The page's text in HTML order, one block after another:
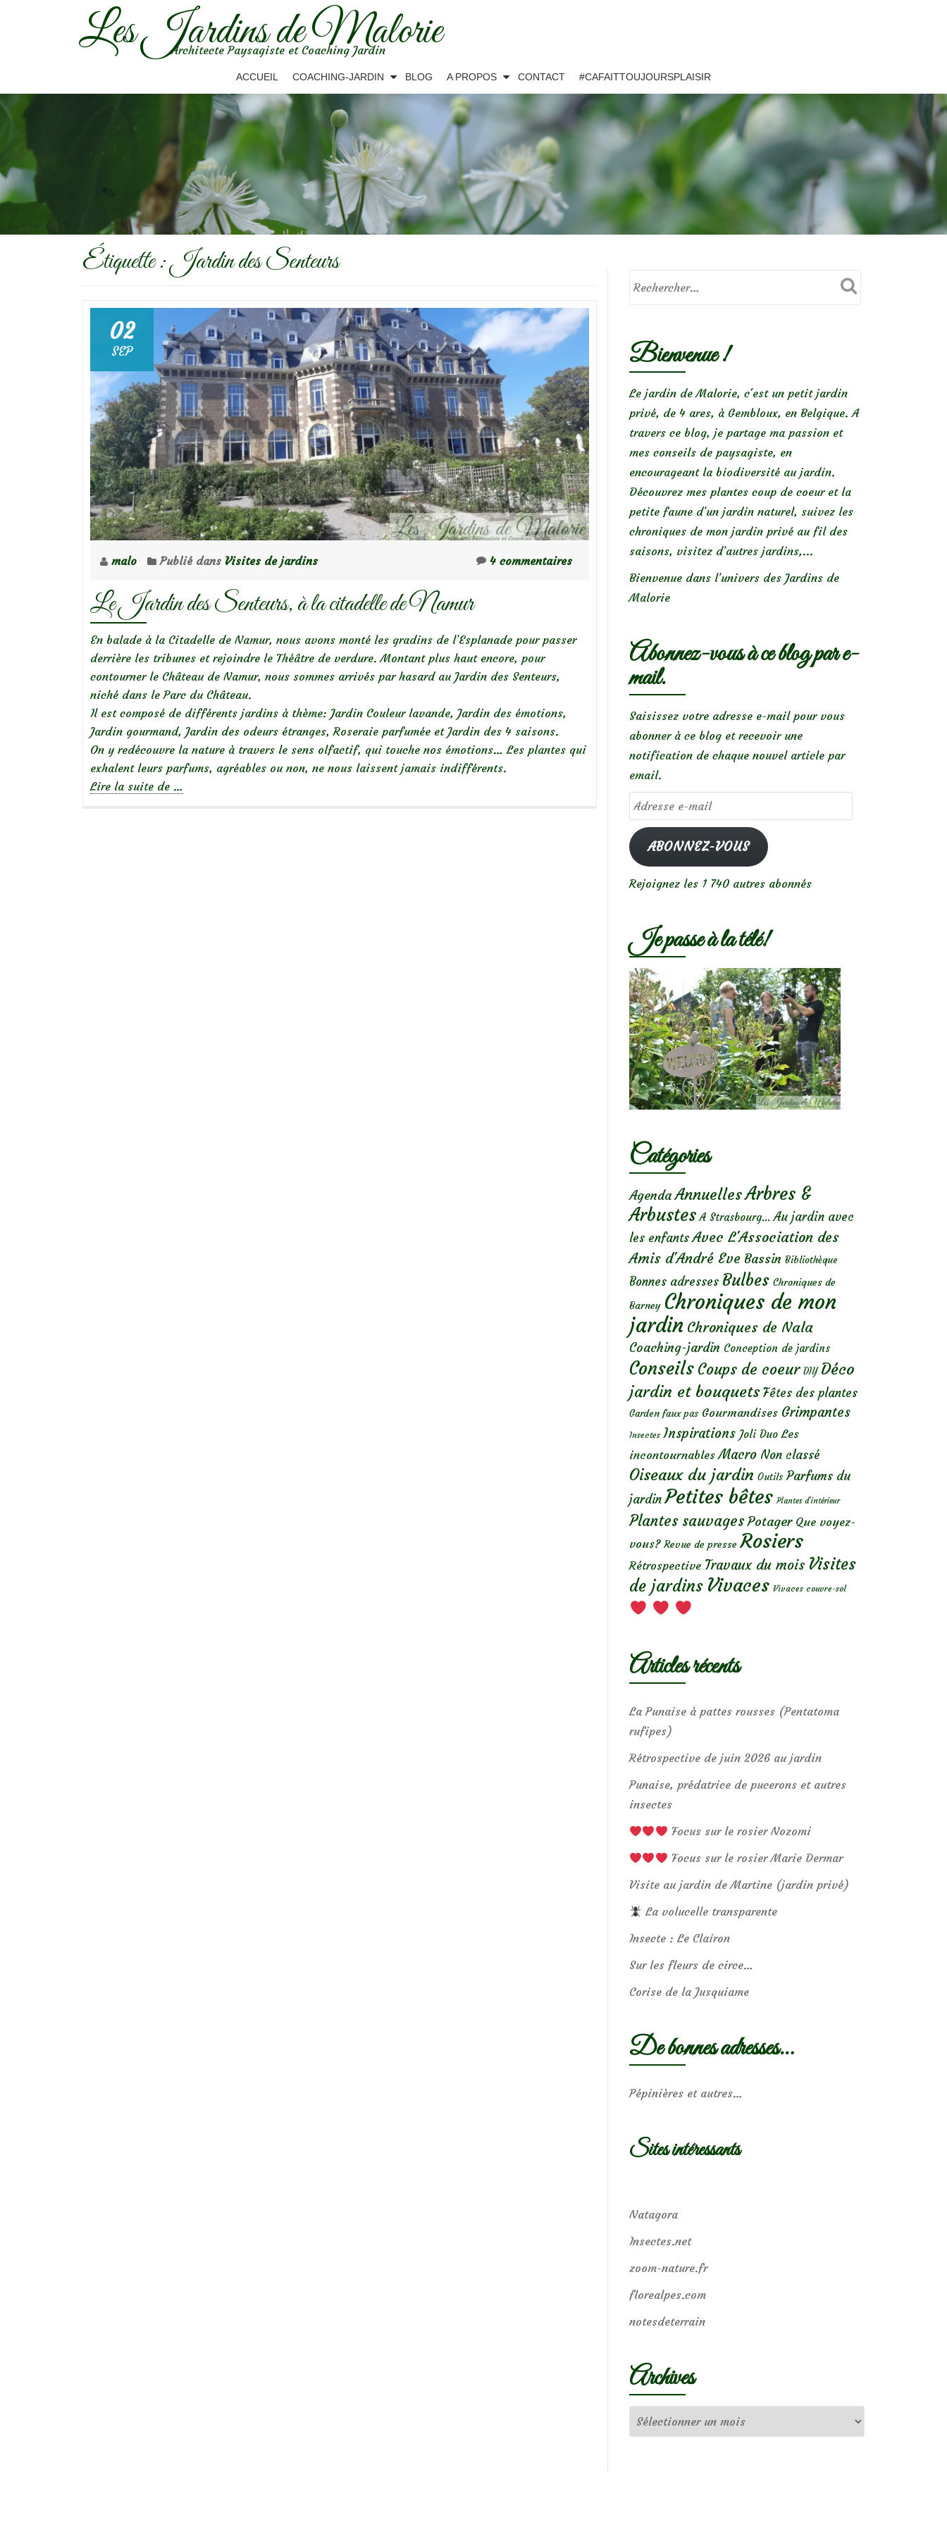
Les Jardins de Malorie
Architecte Paysagiste et Coaching Jardin
ACCUEIL COACHING-JARDIN BLOG A PROPOS CONTACT #CAFAITTOUJOURSPLAISIR
Étiquette :Jardin des Senteurs
02
SEP
malo Publié dans Visites de jardins 4 commentaires
Le Jardin des Senteurs, à la citadelle de Namur
En balade à la Citadelle de Namur, nous avons monté les gradins de l’Esplanade pour passer
derrière les tribunes et rejoindre le Théâtre de verdure. Montant plus haut encore, pour
contourner le Château de Namur, nous sommes arrivés par hasard au Jardin des Senteurs,
niché dans le Parc du Château.
Il est composé de différents jardins à thème: Jardin Couleur lavande, Jardin des émotions,
Jardin gourmand, Jardin des odeurs étranges, Roseraie parfumée et Jardin des 4 saisons.
On y redécouvre la nature à travers le sens olfactif, qui touche nos émotions… Les plantes qui
exhalent leurs parfums, agréables ou non, ne nous laissent jamais indifférents.
Lire la suite de …
Bienvenue !
Le jardin de Malorie, c'est un petit jardin
privé, de 4 ares, à Gembloux, en Belgique. A
travers ce blog, je partage ma passion et
mes conseils de paysagiste, en
encourageant la biodiversité au jardin.
Découvrez mes plantes coup de coeur et la
petite faune d’un jardin naturel, suivez les
chroniques de mon jardin privé au fil des
saisons, visitez d’autres jardins,...
Bienvenue dans l’univers des Jardins de
Malorie
Abonnez-vous à ce blog par e-
mail.
Saisissez votre adresse e-mail pour vous
abonner à ce blog et recevoir une
notification de chaque nouvel article par
email.
Adresse
e-
mailABONNEZ-VOUS
Rejoignez les 1 740 autres abonnés
Je passe à la télé!
Catégories
Agenda AnnuellesArbres &
Arbustes A Strasbourg... Au jardin avec
les enfants Avec L'Association des
Amis d'André Eve Bassin Bibliothèque
Bonnes adresses Bulbes Chroniques de
Barney Chroniques de mon
jardin Chroniques de Nala
Coaching-jardin Conception de jardins
Conseils Coups de coeur DIY Déco
jardin et bouquets Fêtes des plantes
Garden faux pas Gourmandises Grimpantes
Insectes Inspirations Joli Duo Les
incontournables Macro Non classé
Oiseaux du jardin Outils Parfums du
jardin Petites bêtes Plantes d’intérieur
Plantes sauvages Potager Que voyez-
vous? Revue de presse Rosiers
Rétrospective Travaux du mois Visites
de jardins Vivaces Vivaces couvre-sol
Articles récents
La Punaise à pattes rousses (Pentatoma
rufipes)
Rétrospective de juin 2026 au jardin
Punaise, prédatrice de pucerons et autres
insectes
Focus sur le rosier Nozomi
Focus sur le rosier Marie Dermar
Visite au jardin de Martine (jardin privé)
La volucelle transparente
Insecte : Le Clairon
Sur les fleurs de circe…
Corise de la Jusquiame
De bonnes adresses…
Pépinières et autres…
Sites intéressants
Natagora
Insectes.net
zoom-nature.fr
florealpes.com
notesdeterrain
Archives
Archives